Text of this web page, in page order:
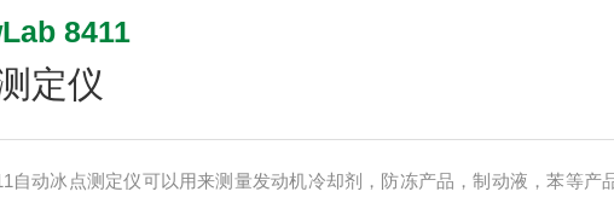
8411
定仪
自动冰点测定仪可以用来测量发动机冷却剂，防冻产品，制动液，苯等产